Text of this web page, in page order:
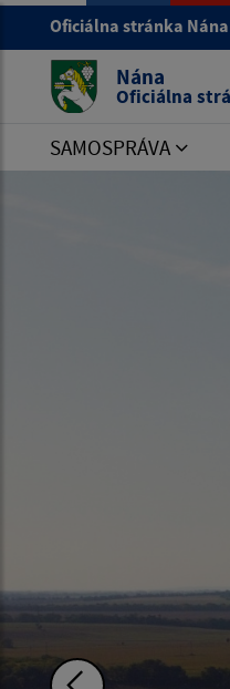
Oficiálna stránka Nána
Nána
Oficiálna
SAMOSPRÁVA